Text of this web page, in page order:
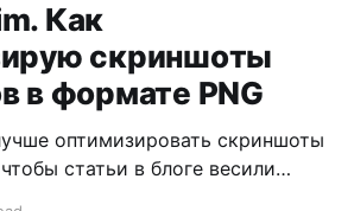
Как
скриншоты
в формате PNG
оптимизировать скриншоты
статьи в блоге весили